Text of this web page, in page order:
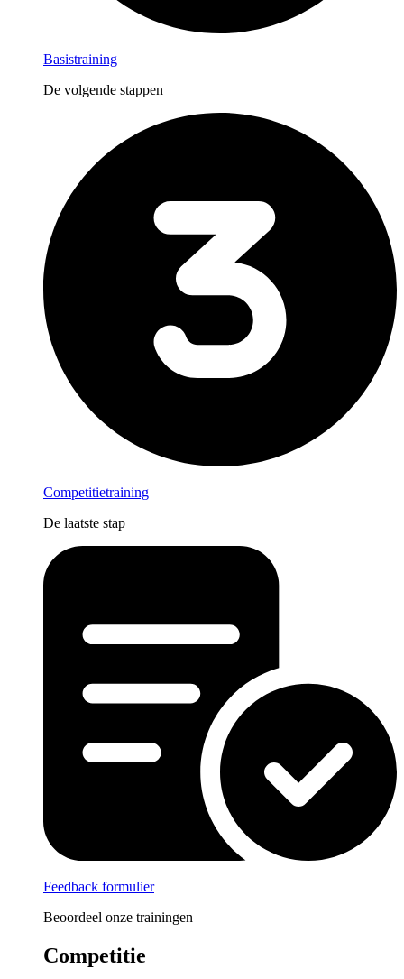
Basistraining
De volgende stappen
Competitietraining
De laatste stap
Feedback formulier
Beoordeel onze trainingen
Competitie